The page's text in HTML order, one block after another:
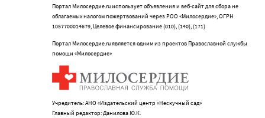
Портал Милосердие.ru использует объявления и веб-сайт для сбора не
облагаемых налогом пожертвований через РОО «Милосердие», ОГРН
1057700014679, Целевое финансирование (010), (140), (171)
Портал Милосердие.ru является одним из проектов Православной службы
помощи «Милосердие»
Учредитель: АНО «Издательский центр «Нескучный сад»
Главный редактор: Данилова Ю.К.